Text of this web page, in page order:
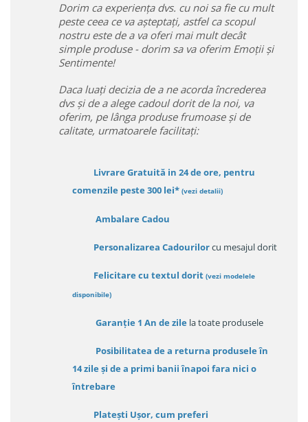
Dorim ca experiența dvs. cu noi sa fie cu mult
peste ceea ce va așteptați, astfel ca scopul
nostru este de a va oferi mai mult decât
simple produse - dorim sa va oferim Emoții și
Sentimente!
Daca luați decizia de a ne acorda încrederea
dvs și de a alege cadoul dorit de la noi, va
oferim, pe lânga produse frumoase și de
calitate, urmatoarele facilitați:
Livrare Gratuită in 24 de ore, pentru
comenzile peste 300 lei* (vezi detalii)
Ambalare Cadou
Personalizarea Cadourilorcu mesajul dorit
Felicitare cu textul dorit (vezi modelele
disponibile)
Garanție 1 An de zile la toate produsele
Posibilitatea de a returna produsele în
14 zileși de a primi banii înapoi fara nici o
întrebare
Platești Ușor, cum preferi